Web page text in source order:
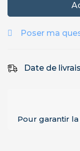
Poser ma
Date de
Pour garantir